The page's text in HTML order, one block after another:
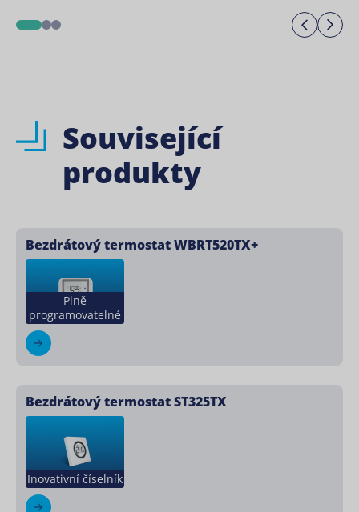
12
Související
produkty
Bezdrátový termostat WBRT520TX+
Plně
programovatelné
Bezdrátový termostat ST325TX
Inovativní číselník